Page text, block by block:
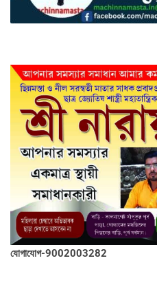
যোগাযোগ-9002003282